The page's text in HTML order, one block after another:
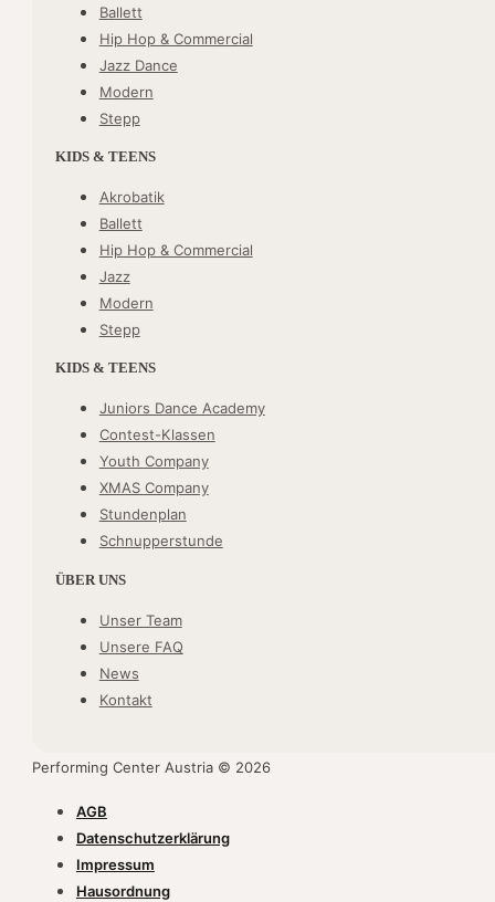
Ballett
Hip Hop & Commercial
Jazz Dance
Modern
Stepp
KIDS & TEENS
Akrobatik
Ballett
Hip Hop & Commercial
Jazz
Modern
Stepp
KIDS & TEENS
Juniors Dance Academy
Contest-Klassen
Youth Company
XMAS Company
Stundenplan
Schnupperstunde
ÜBER UNS
Unser Team
Unsere FAQ
News
Kontakt
Performing Center Austria © 2026
AGB
Datenschutzerklärung
Impressum
Hausordnung